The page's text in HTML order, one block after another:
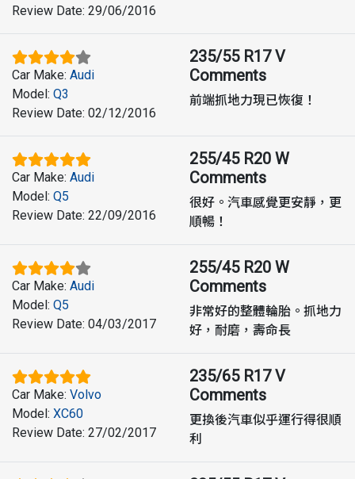
Review Date: 29/06/2016
Car Make: Audi
Model: Q3
Review Date: 02/12/2016
235/55 R17 V
Comments
前端抓地力現已恢復！
Car Make: Audi
Model: Q5
Review Date: 22/09/2016
255/45 R20 W
Comments
很好。汽車感覺更安靜，更
順暢！
Car Make: Audi
Model: Q5
Review Date: 04/03/2017
255/45 R20 W
Comments
非常好的整體輪胎。抓地力
好，耐磨，壽命長
Car Make: Volvo
Model: XC60
Review Date: 27/02/2017
235/65 R17 V
Comments
更換後汽車似乎運行得很順
利